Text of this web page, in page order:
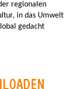
regionalen
in das Umwelt
gedacht